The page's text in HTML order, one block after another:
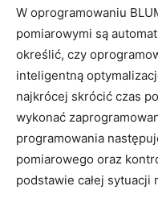
W oprogramowaniu
pomiarowymi są
określić, czy
inteligentną
najkrócej skrócić czas
wykonać
programowania
pomiarowego oraz
podstawie całej sytuacji